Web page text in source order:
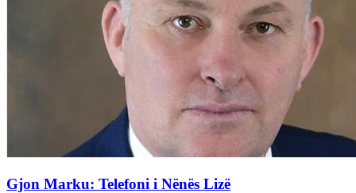
Gjon Marku: Telefoni i Nënës Lizë